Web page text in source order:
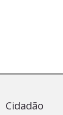
Cidadão